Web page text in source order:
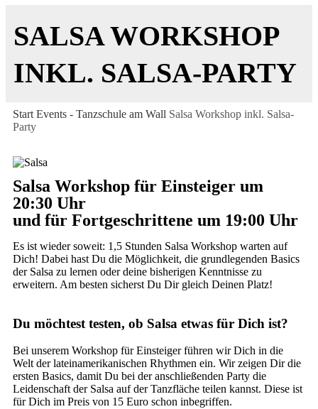
SALSA WORKSHOP
INKL. SALSA-PARTY
Start Events - Tanzschule am Wall Salsa Workshop inkl. Salsa-
Party
Salsa Workshop für Einsteiger um
20:30 Uhr
und für Fortgeschrittene um 19:00 Uhr
Es ist wieder soweit: 1,5 Stunden Salsa Workshop warten auf
Dich! Dabei hast Du die Möglichkeit, die grundlegenden Basics
der Salsa zu lernen oder deine bisherigen Kenntnisse zu
erweitern. Am besten sicherst Du Dir gleich Deinen Platz!
Du möchtest testen, ob Salsa etwas für Dich ist?
Bei unserem Workshop für Einsteiger führen wir Dich in die
Welt der lateinamerikanischen Rhythmen ein. Wir zeigen Dir die
ersten Basics, damit Du bei der anschließenden Party die
Leidenschaft der Salsa auf der Tanzfläche teilen kannst. Diese ist
für Dich im Preis von 15 Euro schon inbegriffen.